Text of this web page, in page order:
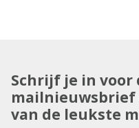
Schrijf je in voor
mailnieuwsbrief
van de leukste